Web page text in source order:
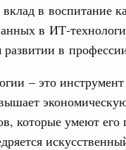
вклад в воспитание
в ИТ-
развитии в
– это
которые умеют
территорий
сельских
Городская среда
заказчик»
более